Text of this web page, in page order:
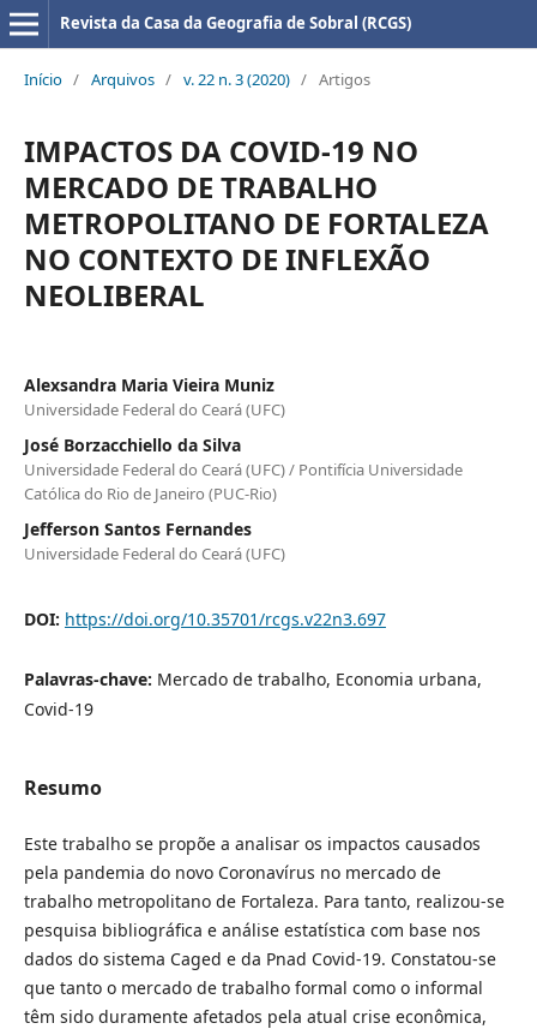
Revista da Casa da Geografia de Sobral (RCGS)
Início / Arquivos / v. 22 n. 3 (2020) / Artigos
IMPACTOS DA COVID-19 NO
MERCADO DE TRABALHO
METROPOLITANO DE FORTALEZA
NO CONTEXTO DE INFLEXÃO
NEOLIBERAL
Alexsandra Maria Vieira Muniz
Universidade Federal do Ceará (UFC)
José Borzacchiello da Silva
Universidade Federal do Ceará (UFC) / Pontifícia Universidade
Católica do Rio de Janeiro (PUC-Rio)
Jefferson Santos Fernandes
Universidade Federal do Ceará (UFC)
DOI: https://doi.org/10.35701/rcgs.v22n3.697
Palavras-chave: Mercado de trabalho, Economia urbana,
Covid-19
Resumo
Este trabalho se propõe a analisar os impactos causados
pela pandemia do novo Coronavírus no mercado de
trabalho metropolitano de Fortaleza. Para tanto, realizou-se
pesquisa bibliográfica e análise estatística com base nos
dados do sistema Caged e da Pnad Covid-19. Constatou-se
que tanto o mercado de trabalho formal como o informal
têm sido duramente afetados pela atual crise econômica,